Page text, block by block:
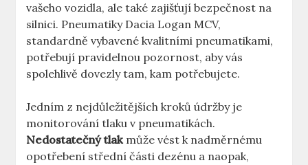
vašeho vozidla, ale také zajišťují bezpečnost na
silnici. Pneumatiky Dacia Logan MCV,
standardně vybavené kvalitními pneumatikami,
potřebují pravidelnou pozornost, aby vás
spolehlivě dovezly tam, kam potřebujete.
Jedním z nejdůležitějších kroků údržby je
monitorování tlaku v pneumatikách.
Nedostatečný tlakmůže vést k nadměrnému
opotřebení střední části dezénu a naopak,